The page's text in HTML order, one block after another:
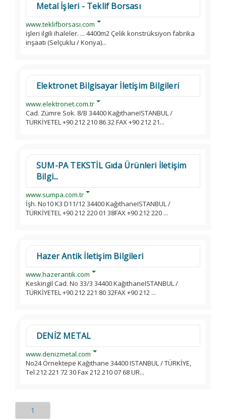
Metal İşleri - Teklif Borsası
www.teklifborsasi.com
işleri ilgili ihaleler. ... 4400m2 Çelik konstrüksiyon fabrika
inşaatı (Selçuklu / Konya)...
Elektronet Bilgisayar İletişim Bilgileri
www.elektronet.com.tr
Cad. Zümre Sok. 8/B 34400 KağıthaneISTANBUL /
TÜRKİYETEL +90 212 210 86 32 FAX +90 212 21...
SUM-PA TEKSTİL Gıda Ürünleri İletişim
Bilgi...
www.sumpa.com.tr
İşh. No10 K3 D11/12 34400 KağıthaneISTANBUL /
TÜRKİYETEL +90 212 220 01 38FAX +90 212 220 ...
Hazer Antik İletişim Bilgileri
www.hazerantik.com
Keskingil Cad. No 33/3 34400 KağıthaneISTANBUL /
TÜRKİYETEL +90 212 221 80 32FAX +90 212 ...
DENİZ METAL
www.denizmetal.com
No24 Örnektepe Kağıthane 34400 ISTANBUL / TÜRKİYE,
Tel 212 221 72 30 Fax 212 210 07 68 UR...
1